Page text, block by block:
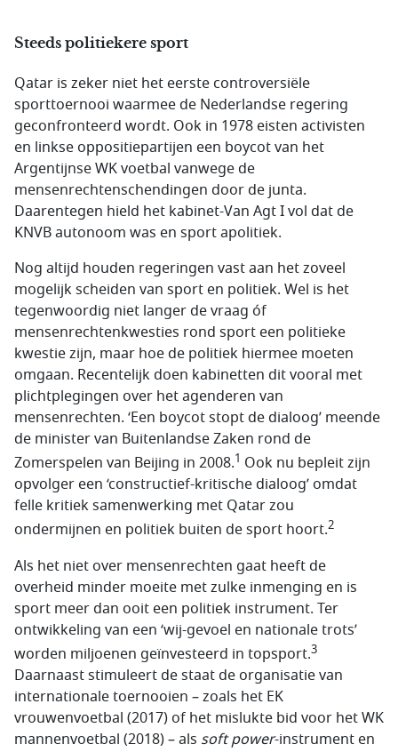
Steeds politiekere sport
Qatar is zeker niet het eerste controversiële
sporttoernooi waarmee de Nederlandse regering
geconfronteerd wordt. Ook in 1978 eisten activisten
en linkse oppositiepartijen een boycot van het
Argentijnse WK voetbal vanwege de
mensenrechtenschendingen door de junta.
Daarentegen hield het kabinet-Van Agt I vol dat de
KNVB autonoom was en sport apolitiek.
Nog altijd houden regeringen vast aan het zoveel
mogelijk scheiden van sport en politiek. Wel is het
tegenwoordig niet langer de vraag óf
mensenrechtenkwesties rond sport een politieke
kwestie zijn, maar hoe de politiek hiermee moeten
omgaan. Recentelijk doen kabinetten dit vooral met
plichtplegingen over het agenderen van
mensenrechten. ‘Een boycot stopt de dialoog’ meende
de minister van Buitenlandse Zaken rond de
Zomerspelen van Beijing in 2008.1 Ook nu bepleit zijn
opvolger een ‘constructief-kritische dialoog’ omdat
felle kritiek samenwerking met Qatar zou
ondermijnen en politiek buiten de sport hoort.2
Als het niet over mensenrechten gaat heeft de
overheid minder moeite met zulke inmenging en is
sport meer dan ooit een politiek instrument. Ter
ontwikkeling van een ‘wij-gevoel en nationale trots’
worden miljoenen geïnvesteerd in topsport.3
Daarnaast stimuleert de staat de organisatie van
internationale toernooien – zoals het EK
vrouwenvoetbal (2017) of het mislukte bid voor het WK
mannenvoetbal (2018) – als soft power-instrument en